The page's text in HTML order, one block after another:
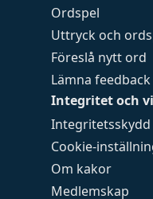
Ordspel
Uttryck och
Föreslå nytt ord
Lämna feedback
Integritet och
Integritetsskydd
Cookie-
Om kakor
Medlemskap